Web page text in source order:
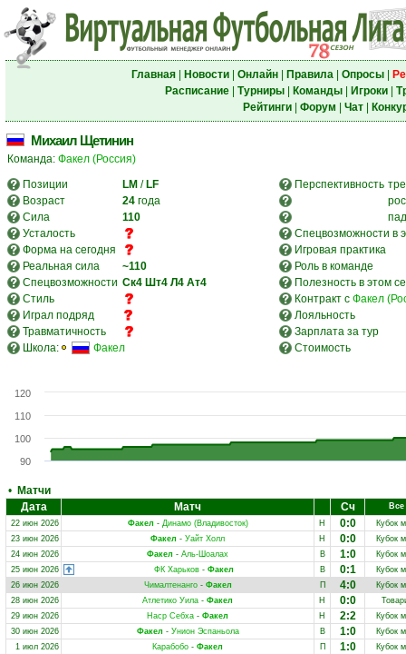
Главная| Новости| Онлайн| Правила| Опросы|
Расписание| Турниры| Команды| Игроки|
Рейтинги| Форум Чат|
Михаил Щетинин
Команда: Факел (Россия)
Позиции
LM / LF Перспективность
Возраст
24 года
Сила
110
Усталость
Спецвозможности в
Форма на сегодня
Игровая практика
Реальная сила
~110
Роль в команде
Спецвозможности Ск4 Шт4 Л4 Ат4
Полезность в этом
Стиль
Контракт с Факел
Играл подряд
Лояльность
Травматичность
Зарплата за тур
Школа:
Факел Стоимость
90
100
110
120
• Матчи
Дата
Матч Сч
22 июн 2026
Факел- Динамо (Владивосток) Н 0:0
Кубок
23 июн 2026
Факел - Уайт Холл Н 0:0
Кубок
24 июн 2026
Факел - Аль-Шоалах В 1:0
Кубок
25 июн 2026
ФК Харьков - Факел В 0:1
Кубок
26 июн 2026
Чималтенанго- Факел П 4:0
Кубок
28 июн 2026
Атлетико Уила - Факел Н 0:0
29 июн 2026
Наср Себха - Факел Н 2:2
Кубок
30 июн 2026
Факел- Унион Эспаньола В 1:0
Кубок
1 июл 2026
Карабобо - Факел П 1:0
Кубок